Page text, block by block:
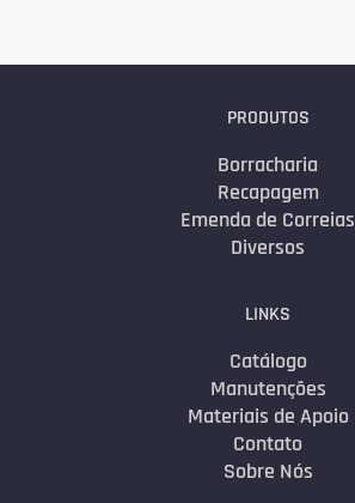
PRODUTOS
Borracharia
Recapagem
Emenda de Correias
Diversos
LINKS
Catálogo
Manutenções
Materiais de Apoio
Contato
Sobre Nós